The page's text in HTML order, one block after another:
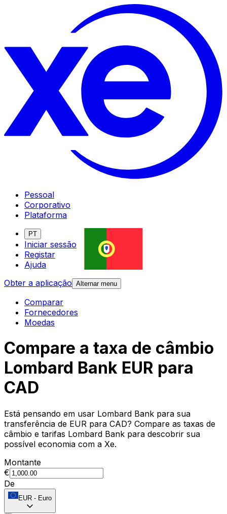
Pessoal
Corporativo
Plataforma
PT
Iniciar sessão
Registar
Ajuda
Obter a aplicação Alternar menu
Comparar
Fornecedores
Moedas
Compare a taxa de câmbio
Lombard Bank EUR para
CAD
Está pensando em usar Lombard Bank para sua
transferência de EUR para CAD? Compare as taxas de
câmbio e tarifas Lombard Bank para descobrir sua
possível economia com a Xe.
Montante
€
De
EUR - Euro